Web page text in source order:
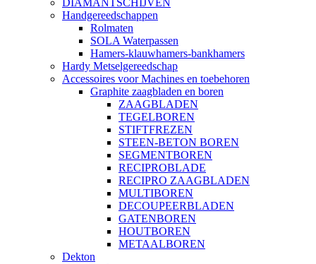
DIAMANTSCHIJVEN
Handgereedschappen
Rolmaten
SOLA Waterpassen
Hamers-klauwhamers-bankhamers
Hardy Metselgereedschap
Accessoires voor Machines en toebehoren
Graphite zaagbladen en boren
ZAAGBLADEN
TEGELBOREN
STIFTFREZEN
STEEN-BETON BOREN
SEGMENTBOREN
RECIPROBLADE
RECIPRO ZAAGBLADEN
MULTIBOREN
DECOUPEERBLADEN
GATENBOREN
HOUTBOREN
METAALBOREN
Dekton